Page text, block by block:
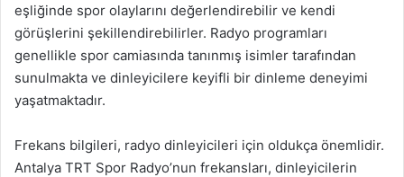
eşliğinde spor olaylarını değerlendirebilir ve kendi
görüşlerini şekillendirebilirler. Radyo programları
genellikle spor camiasında tanınmış isimler tarafından
sunulmakta ve dinleyicilere keyifli bir dinleme deneyimi
yaşatmaktadır.
Frekans bilgileri, radyo dinleyicileri için oldukça önemlidir.
Antalya TRT Spor Radyo’nun frekansları, dinleyicilerin